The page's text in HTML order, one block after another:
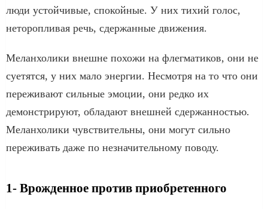
люди устойчивые, спокойные. У них тихий голос,
неторопливая речь, сдержанные движения.
Меланхолики внешне похожи на флегматиков, они не
суетятся, у них мало энергии. Несмотря на то что они
переживают сильные эмоции, они редко их
демонстрируют, обладают внешней сдержанностью.
Меланхолики чувствительны, они могут сильно
переживать даже по незначительному поводу.
1- Врожденное против приобретенного